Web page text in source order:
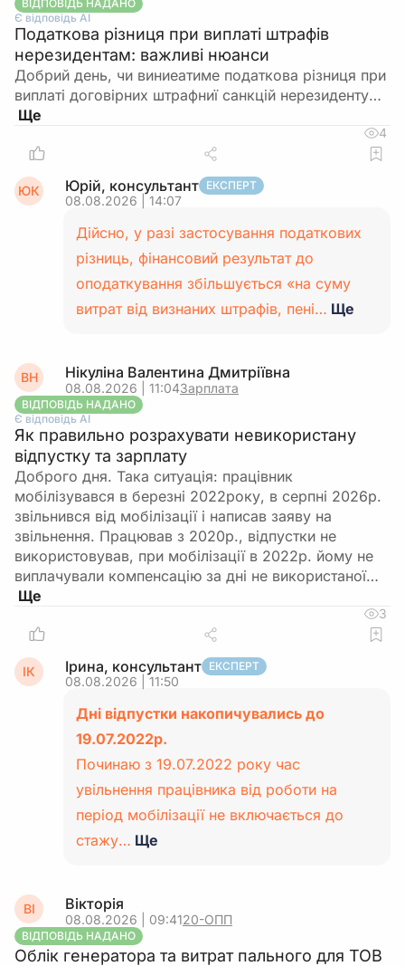
ВІДПОВІДЬ НАДАНО
Є відповідь АІ
Податкова різниця при виплаті штрафів
нерезидентам: важливі нюанси
Добрий день, чи виниеатиме податкова різниця при
виплаті договірних штрафниї санкцій нерезиденту…
4
ЮК Юрій, консультант ЕКСПЕРТ
08.08.2026 | 14:07
Дійсно, у разі застосування податкових
різниць, фінансовий результат до
оподаткування збільшується «на суму
витрат від визнаних штрафів, пені… Ще
ВН Нікуліна Валентина Дмитріївна
08.08.2026 | 11:04Зарплата
ВІДПОВІДЬ НАДАНО
Є відповідь АІ
Як правильно розрахувати невикористану
відпустку та зарплату
Доброго дня. Така ситуація: працівник
мобілізувався в березні 2022року, в серпні 2026р.
звільнився від мобілізації і написав заяву на
звільнення. Працював з 2020р., відпустки не
використовував, при мобілізації в 2022р. йому не
виплачували компенсацію за дні не використаної…
3
ІК Ірина, консультант ЕКСПЕРТ
08.08.2026 | 11:50
Дні відпустки накопичувались до
19.07.2022р.
Починаю з 19.07.2022 року час
увільнення працівника від роботи на
період мобілізації не включається до
стажу… Ще
ВІ Вікторія
08.08.2026 | 09:4120-ОПП
ВІДПОВІДЬ НАДАНО
Облік генератора та витрат пального для ТОВ